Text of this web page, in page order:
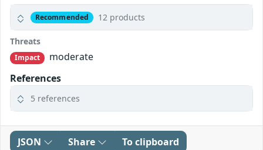
Recommended 12 products
Threats
Impact
moderate
References
5 references
JSON Share To clipboard